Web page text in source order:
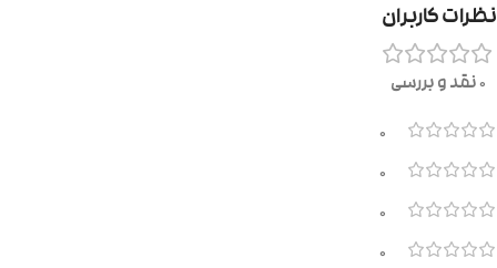
نظرات کاربران
0 نقد و بررسی
0
0
0
0